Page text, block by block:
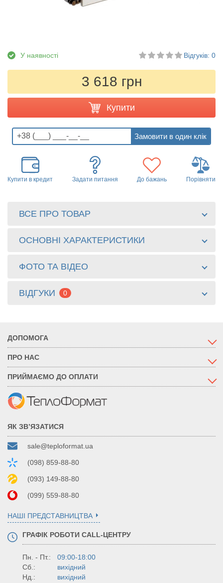
У наявності Відгуків: 0
3 618 грн
Купити
Купити в кредит Задати питання До бажань Порівняти
ВСЕ ПРО ТОВАР
ОСНОВНІ ХАРАКТЕРИСТИКИ
ФОТО ТА ВІДЕО
ВІДГУКИ 0
ДОПОМОГА
ПРО НАС
ПРИЙМАЄМО ДО ОПЛАТИ
ЯК ЗВ’ЯЗАТИСЯ
sale@teploformat.ua
(098) 859-88-80
(093) 149-88-80
(099) 559-88-80
НАШІ ПРЕДСТАВНИЦТВА
ГРАФІК РОБОТИ CALL-ЦЕНТРУ
Пн. - Пт.:
09:00-18:00
Сб.:
вихідний
Нд.:
вихідний